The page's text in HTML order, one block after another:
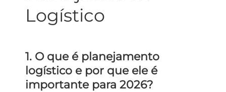
Logístico
1. O que é planejamento
logístico e por que ele é
importante para 2026?